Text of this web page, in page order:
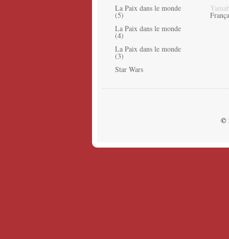
La Paix dans le monde
(5)
La Paix dans le monde
(4)
La Paix dans le monde
(3)
Star Wars
©